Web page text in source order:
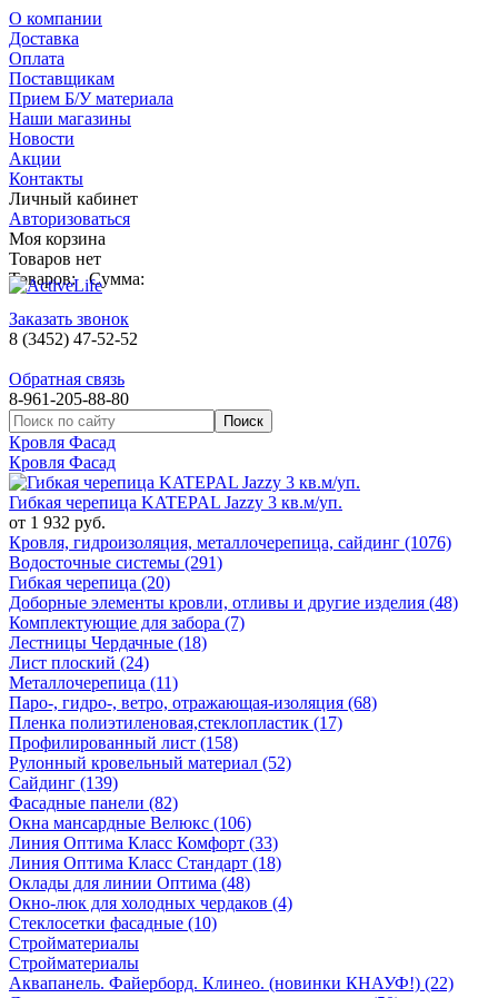
О компании
Доставка
Оплата
Поставщикам
Прием Б/У материала
Наши магазины
Новости
Акции
Контакты
Личный кабинет
Авторизоваться
Моя корзина
Товаров нет
Товаров: Сумма:
Заказать звонок
8 (3452) 47-52-52
Обратная связь
8-961-205-88-80
Кровля Фасад
Кровля Фасад
Гибкая черепица KATEPAL Jazzy 3 кв.м/уп.
от 1 932 руб.
Кровля, гидроизоляция, металлочерепица, сайдинг (1076)
Водосточные системы (291)
Гибкая черепица (20)
Доборные элементы кровли, отливы и другие изделия (48)
Комплектующие для забора (7)
Лестницы Чердачные (18)
Лист плоский (24)
Металлочерепица (11)
Паро-, гидро-, ветро, отражающая-изоляция (68)
Пленка полиэтиленовая,стеклопластик (17)
Профилированный лист (158)
Рулонный кровельный материал (52)
Сайдинг (139)
Фасадные панели (82)
Окна мансардные Велюкс (106)
Линия Оптима Класс Комфорт (33)
Линия Оптима Класс Стандарт (18)
Оклады для линии Оптима (48)
Окно-люк для холодных чердаков (4)
Стеклосетки фасадные (10)
Стройматериалы
Стройматериалы
Аквапанель. Файерборд. Клинео. (новинки КНАУФ!) (22)